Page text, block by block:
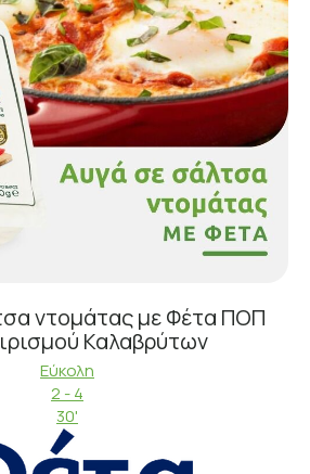
ντομάτας με Φέτα ΠΟΠ
Καλαβρύτων
Εύκολη
2 - 4
30'